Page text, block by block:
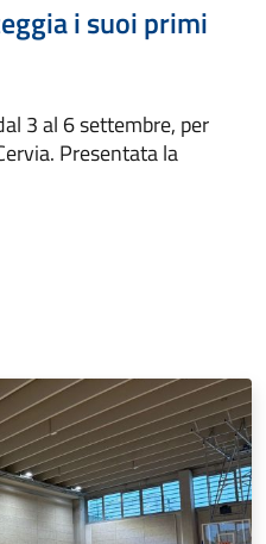
i suoi primi
3 al 6 settembre, per
Presentata la